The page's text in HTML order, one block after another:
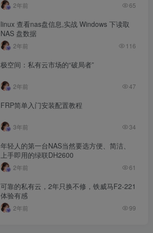
2年前 65
linux 查看nas盘信息,实战 Windows 下读取
NAS 盘数据
2年前 116
极空间：私有云市场的“破局者”
2年前 47
FRP简单入门安装配置教程
3年前 34
年轻人的第一台NAS当然要选方便、简洁、
上手即用的绿联DH2600
2年前 61
可靠的私有云，2年只换不修，铁威马F2-221
体验有感
2年前 99